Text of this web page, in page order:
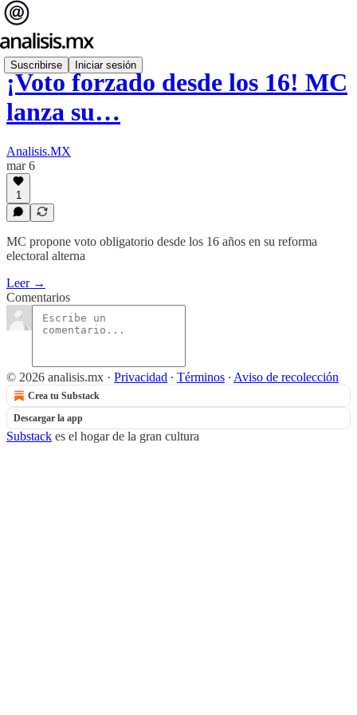
Suscribirse Iniciar sesión
¡Voto forzado desde los 16! MC
lanza su…
Analisis.MX
mar 6
1
MC propone voto obligatorio desde los 16 años en su reforma
electoral alterna
Leer →
Comentarios
© 2026 analisis.mx · Privacidad ∙ Términos ∙ Aviso de recolección
Crea tu Substack
Descargar la app
Substack es el hogar de la gran cultura